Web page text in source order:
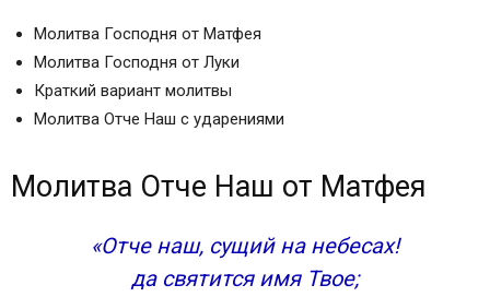
Молитва Господня от Матфея
Молитва Господня от Луки
Краткий вариант молитвы
Молитва Отче Наш с ударениями
Молитва Отче Наш от Матфея
«Отче наш, сущий на небесах!
да святится имя Твое;